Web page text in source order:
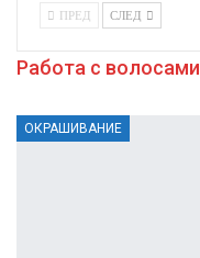
ПРЕД СЛЕД
Работа с волосами
ОКРАШИВАНИЕ